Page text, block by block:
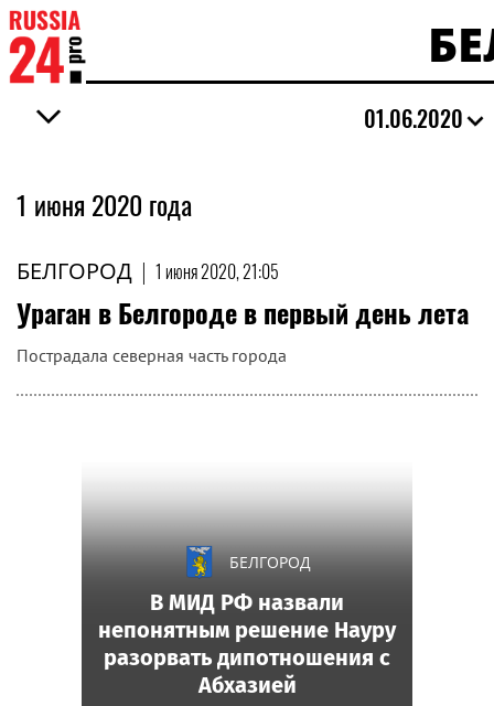
01.06.2020
1 июня 2020 года
БЕЛГОРОД | 1 июня 2020, 21:05
Ураган в Белгороде в первый день лета
Пострадала северная часть города
БЕЛГОРОД
В МИД РФ назвали
непонятным решение Науру
разорвать дипотношения с
Абхазией